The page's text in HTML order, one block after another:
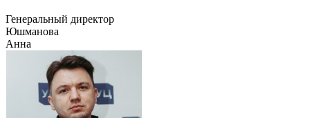
Генеральный директор
Юшманова
Анна